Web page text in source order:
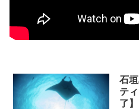
石
テ
了】